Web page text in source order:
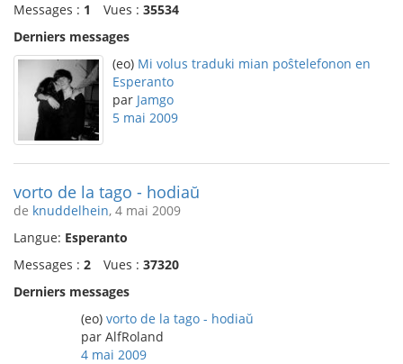
Messages : 1 Vues : 35534
Derniers messages
(eo) Mi volus traduki mian poŝtelefonon en
Esperanto
par Jamgo
5 mai 2009
vorto de la tago - hodiaŭ
de knuddelhein, 4 mai 2009
Langue: Esperanto
Messages : 2 Vues : 37320
Derniers messages
(eo) vorto de la tago - hodiaŭ
par AlfRoland
4 mai 2009